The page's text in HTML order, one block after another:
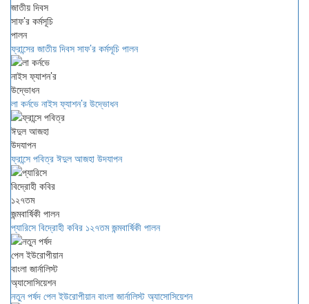
ফ্রান্সের জাতীয় দিবস সাফ’র কর্মসূচি পালন
লা কর্নভে নাইস ফ্যাশন’র উদ্ভোধন
ফ্রান্সে পবিত্র ঈদুল আজহা উদযাপন
প্যারিসে বিদ্রোহী কবির ১২৭তম জন্মবার্ষিকী পালন
নতুন পর্ষদ পেল ইউরোপীয়ান বাংলা জার্নালিস্ট অ্যাসোসিয়েশন